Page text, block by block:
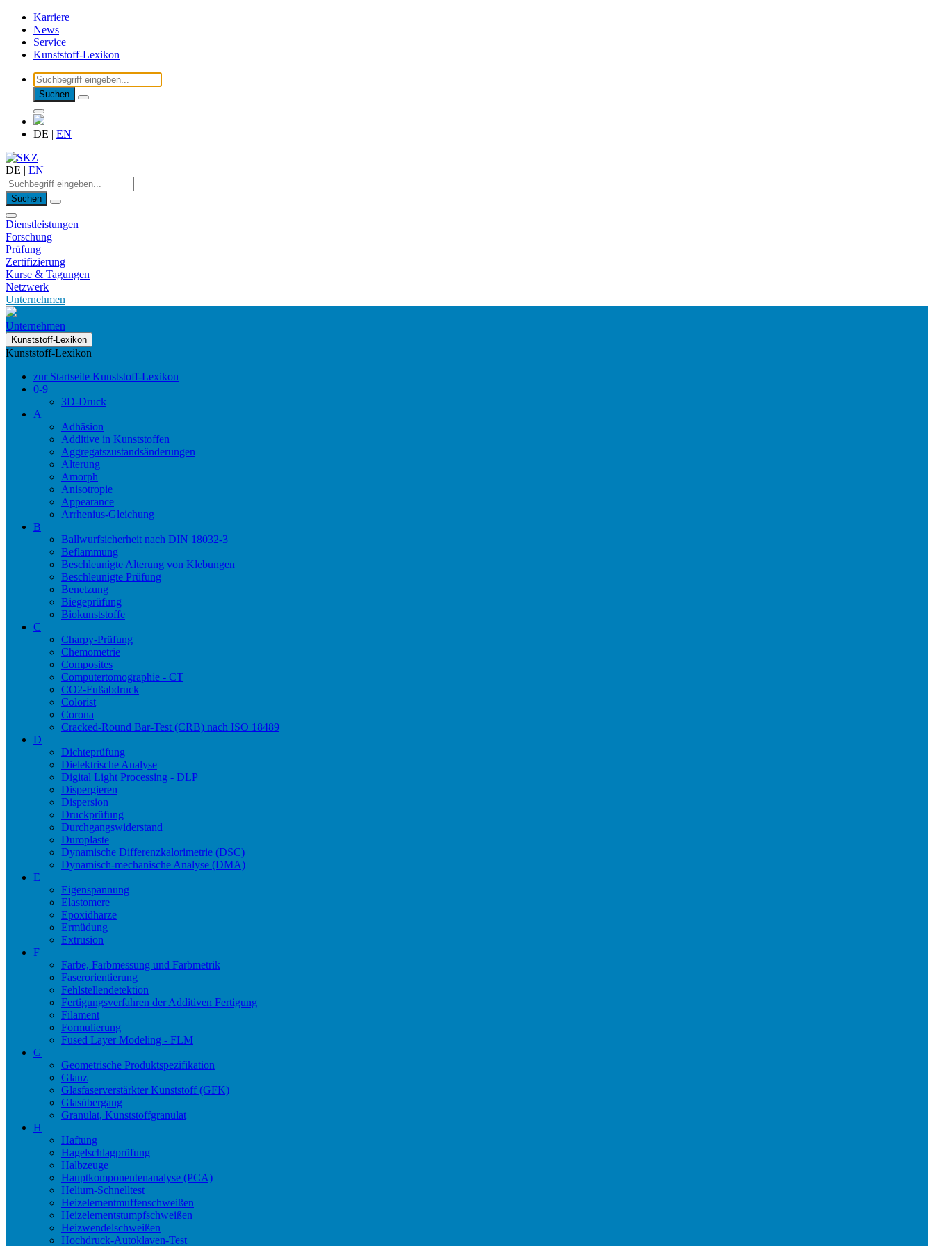
Karriere
News
Service
Kunststoff-Lexikon
Suchen
DE | EN
DE | EN
Suchen
Dienstleistungen
Forschung
Prüfung
Zertifizierung
Kurse & Tagungen
Netzwerk
Unternehmen
Unternehmen
Kunststoff-Lexikon
Kunststoff-Lexikon
zur Startseite Kunststoff-Lexikon
0-9
3D-Druck
A
Adhäsion
Additive in Kunststoffen
Aggregatszustandsänderungen
Alterung
Amorph
Anisotropie
Appearance
Arrhenius-Gleichung
B
Ballwurfsicherheit nach DIN 18032-3
Beflammung
Beschleunigte Alterung von Klebungen
Beschleunigte Prüfung
Benetzung
Biegeprüfung
Biokunststoffe
C
Charpy-Prüfung
Chemometrie
Composites
Computertomographie - CT
CO2-Fußabdruck
Colorist
Corona
Cracked-Round Bar-Test (CRB) nach ISO 18489
D
Dichteprüfung
Dielektrische Analyse
Digital Light Processing - DLP
Dispergieren
Dispersion
Druckprüfung
Durchgangswiderstand
Duroplaste
Dynamische Differenzkalorimetrie (DSC)
Dynamisch-mechanische Analyse (DMA)
E
Eigenspannung
Elastomere
Epoxidharze
Ermüdung
Extrusion
F
Farbe, Farbmessung und Farbmetrik
Faserorientierung
Fehlstellendetektion
Fertigungsverfahren der Additiven Fertigung
Filament
Formulierung
Fused Layer Modeling - FLM
G
Geometrische Produktspezifikation
Glanz
Glasfaserverstärkter Kunststoff (GFK)
Glasübergang
Granulat, Kunststoffgranulat
H
Haftung
Hagelschlagprüfung
Halbzeuge
Hauptkomponentenanalyse (PCA)
Helium-Schnelltest
Heizelementmuffenschweißen
Heizelementstumpfschweißen
Heizwendelschweißen
Hochdruck-Autoklaven-Test